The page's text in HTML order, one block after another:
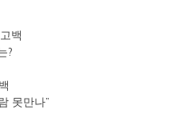
백
?
못만나”